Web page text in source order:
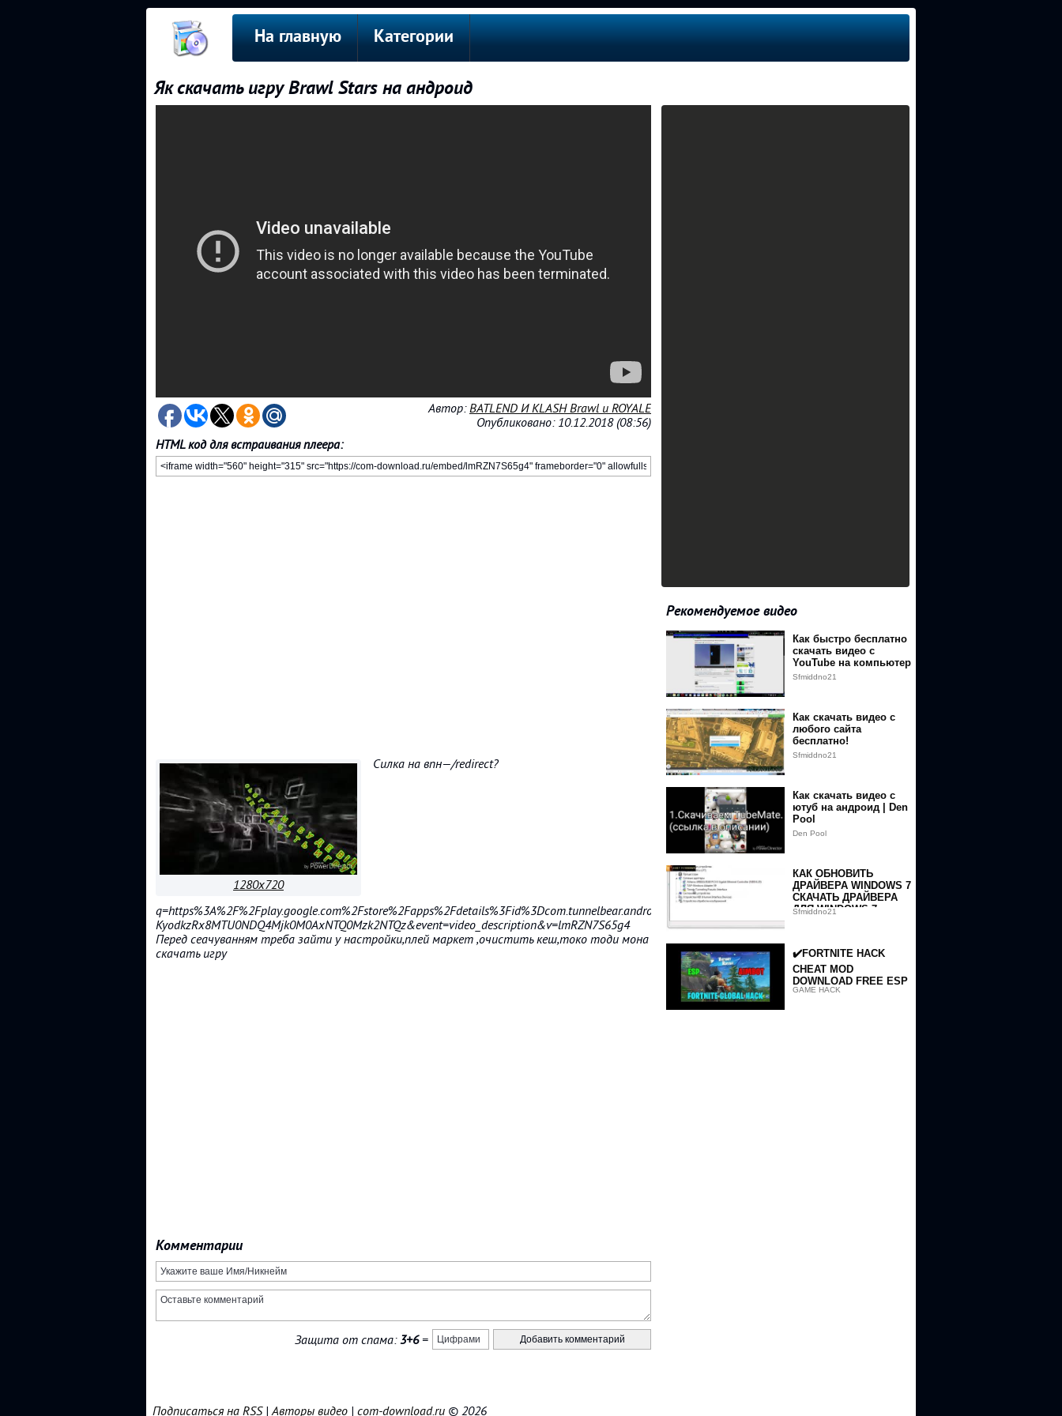
На главную Категории
Як скачать игру Brawl Stars на андроид
Автор:BATLEND И KLASH Brawl и ROYALE
Опубликовано: 10.12.2018 (08:56)
HTML код для встраивания плеера:
1280x720
Силка на впн—/redirect?
q=https%3A%2F%2Fplay.google.com%2Fstore%2Fapps%2Fdetails%3Fid%3Dcom.tunnelbear.android&redir_token=GHAsjhGgQEAmafklNg-
KyodkzRx8MTU0NDQ4Mjk0M0AxNTQ0Mzk2NTQz&event=video_description&v=lmRZN7S65g4
Перед сеачуванням треба зайти у настройки,плей маркет ,очистить кеш,токо тоди мона
скачать игру
Комментарии
Защита от спама:3+6=
Рекомендуемое видео
Как быстро бесплатно
скачать видео с
YouTube на компьютер
Sfmiddno21
Как скачать видео с
любого сайта
бесплатно!
Sfmiddno21
Как скачать видео с
ютуб на андроид | Den
Pool
Den Pool
КАК ОБНОВИТЬ
ДРАЙВЕРА WINDOWS 7
СКАЧАТЬ ДРАЙВЕРА
ДЛЯ WINDOWS 7
Sfmiddno21
✔️FORTNITE HACK
CHEAT MOD
DOWNLOAD FREE ESP
AIMBOT WH
GAME HACK
Подписаться на RSS|Авторы видео | com-download.ru © 2026